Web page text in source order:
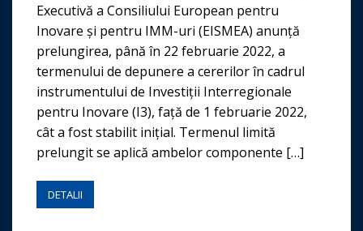
Executivă a Consiliului European pentru
Inovare și pentru IMM-uri (EISMEA) anunță
prelungirea, până în 22 februarie 2022, a
termenului de depunere a cererilor în cadrul
instrumentului de Investiții Interregionale
pentru Inovare (I3), față de 1 februarie 2022,
cât a fost stabilit inițial. Termenul limită
prelungit se aplică ambelor componente […]
DETALII